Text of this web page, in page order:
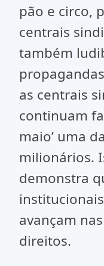
pão e circo,
centrais
também
as centrais
continuam
maio’ uma
milionários.
demonstra
avançam
direitos.